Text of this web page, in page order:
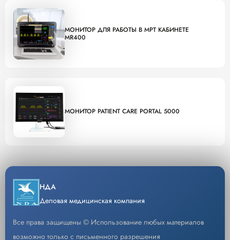
МОНИТОР ДЛЯ РАБОТЫ В МРТ КАБИНЕТЕ
MR400
МОНИТОР PATIENT CARE PORTAL 5000
НДА
Деловая медицинская компания
Все права защищены © Использование любых материалов
возможно только с письменного разрешения